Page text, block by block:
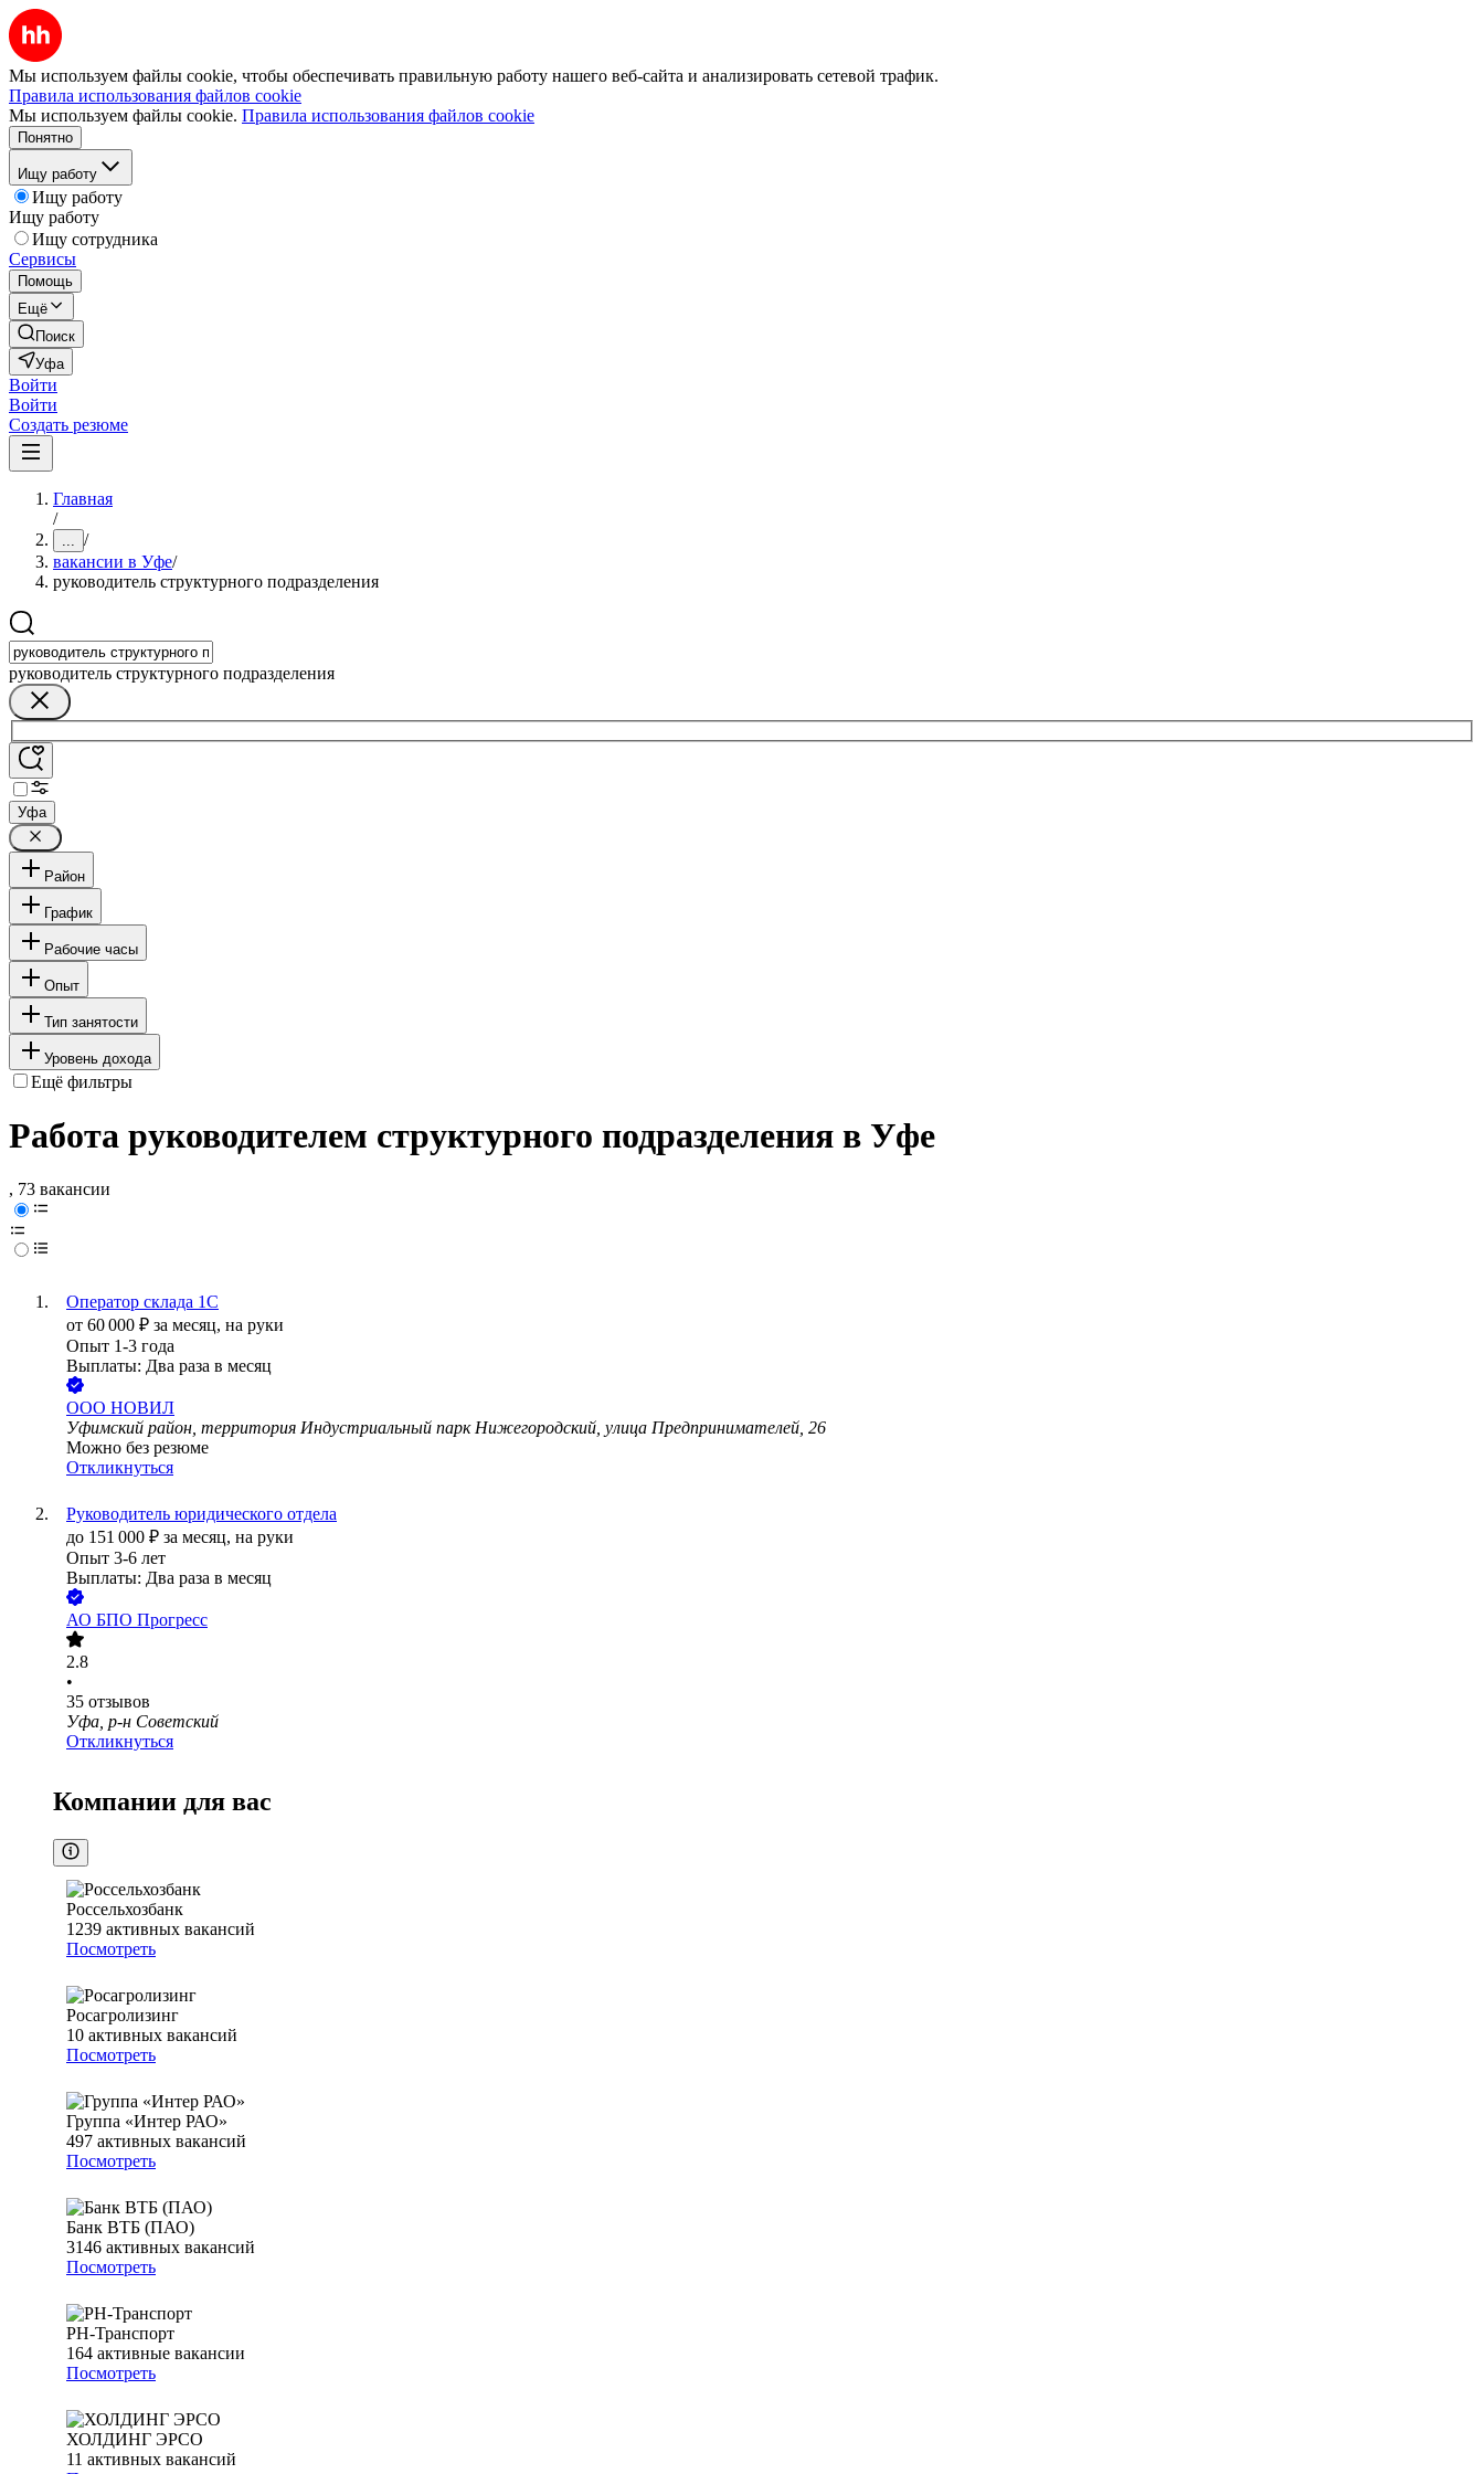
Мы используем файлы cookie, чтобы обеспечивать правильную работу нашего веб-сайта и анализировать сетевой трафик.
Правила использования файлов cookie
Мы используем файлы cookie. Правила использования файлов cookie
Понятно
Ищу работу
Ищу работу
Ищу работу
Ищу сотрудника
Сервисы
Помощь
Ещё
Поиск
Уфа
Войти
Войти
Создать резюме
Главная
/
... /
вакансии в Уфе/
руководитель структурного подразделения
руководитель структурного подразделения
Уфа
Район
График
Рабочие часы
Опыт
Тип занятости
Уровень дохода
Ещё фильтры
Работа руководителем структурного подразделения в Уфе
, 73 вакансии
Оператор склада 1С
от 60 000 ₽ за месяц, на руки
Опыт 1-3 года
Выплаты: Два раза в месяц
ООО НОВИЛ
Уфимский район, территория Индустриальный парк Нижегородский, улица Предпринимателей, 26
Можно без резюме
Откликнуться
Руководитель юридического отдела
до 151 000 ₽ за месяц, на руки
Опыт 3-6 лет
Выплаты: Два раза в месяц
АО БПО Прогресс
2.8
•
35 отзывов
Уфа, р-н Советский
Откликнуться
Компании для вас
Россельхозбанк
1239 активных вакансий
Посмотреть
Росагролизинг
10 активных вакансий
Посмотреть
Группа «Интер РАО»
497 активных вакансий
Посмотреть
Банк ВТБ (ПАО)
3146 активных вакансий
Посмотреть
РН-Транспорт
164 активные вакансии
Посмотреть
ХОЛДИНГ ЭРСО
11 активных вакансий